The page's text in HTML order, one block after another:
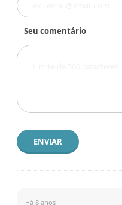
Seu comentário
ENVIAR
Há 8 anos